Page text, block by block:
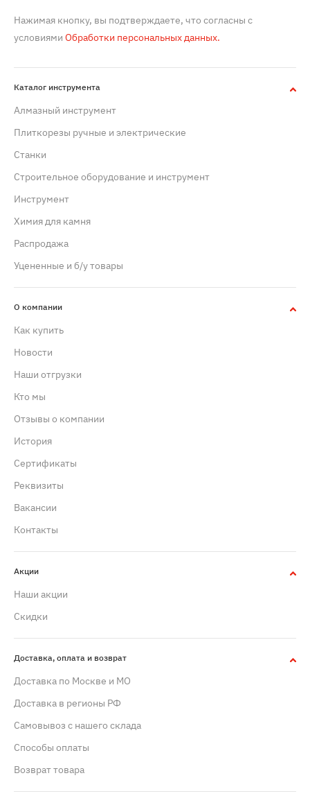
Нажимая кнопку, вы подтверждаете, что согласны с
условиями Обработки персональных данных.
Каталог инструмента
Алмазный инструмент
Плиткорезы ручные и электрические
Станки
Строительное оборудование и инструмент
Инструмент
Химия для камня
Распродажа
Уцененные и б/у товары
О компании
Как купить
Новости
Наши отгрузки
Кто мы
Отзывы о компании
История
Сертификаты
Реквизиты
Вакансии
Контакты
Акции
Наши акции
Скидки
Доставка, оплата и возврат
Доставка по Москве и МО
Доставка в регионы РФ
Самовывоз с нашего склада
Способы оплаты
Возврат товара